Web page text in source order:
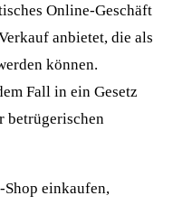
Online-Geschäft
anbietet, die als
können.
Fall in ein Gesetz
betrügerischen
einkaufen,